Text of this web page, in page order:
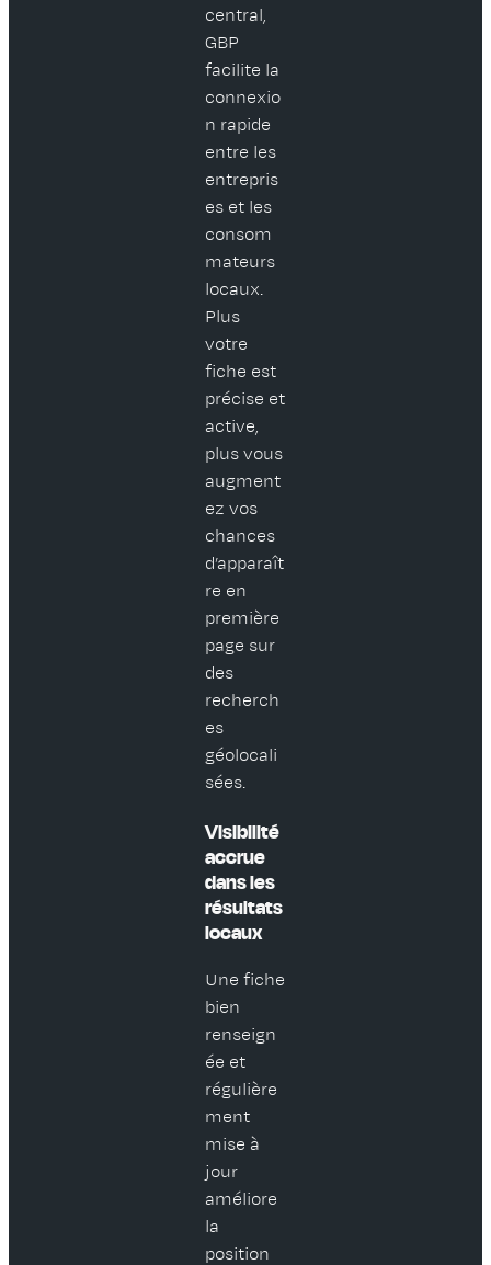
central,
GBP
facilite la
connexio
n rapide
entre les
entrepris
es et les
consom
mateurs
locaux.
Plus
votre
fiche est
précise et
active,
plus vous
augment
ez vos
chances
d’apparaît
re en
première
page sur
des
recherch
es
géolocali
sées.
Visibilité
accrue
dans les
résultats
locaux
Une fiche
bien
renseign
ée et
régulière
ment
mise à
jour
améliore
la
position